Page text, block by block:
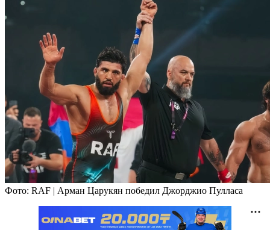
Фото: RAF | Арман Царукян победил Джорджио Пулласа